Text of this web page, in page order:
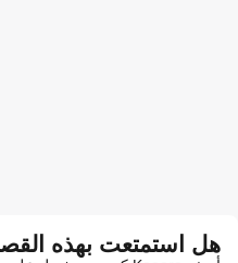
هل استمتعت بهذه